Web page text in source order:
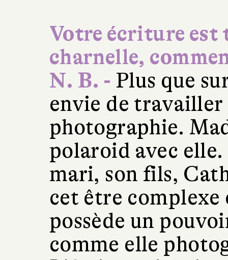
Votre écriture est
charnelle,
N. B. - Plus que
envie de
photographie.
polaroid avec
mari, son fils,
cet être
possède un
comme elle